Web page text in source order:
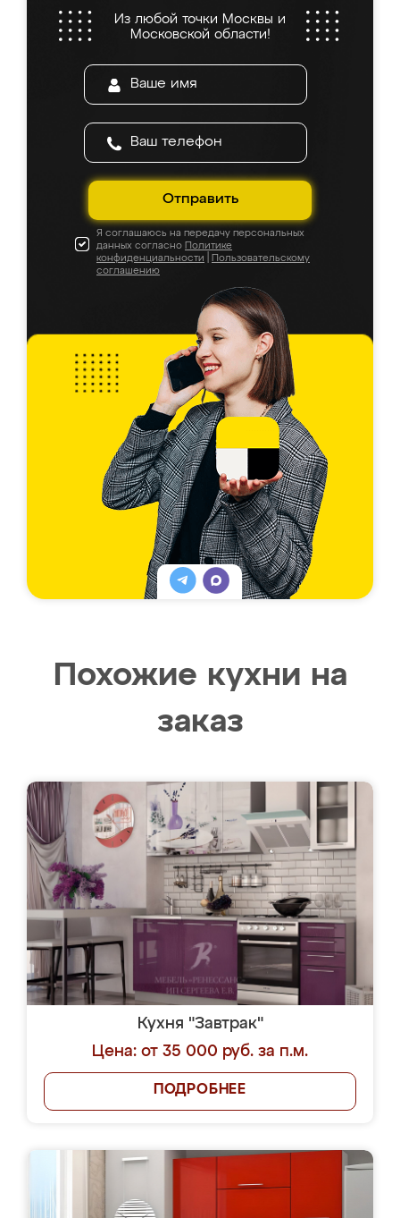
Из любой точки Москвы и
Московской области!
Отправить
Я соглашаюсь на передачу персональных
данных согласно Политике
конфиденциальности
Пользовательскому
соглашению
Похожие кухни на
заказ
Кухня "Завтрак"
Цена: от 35 000 руб. за п.м.
ПОДРОБНЕЕ